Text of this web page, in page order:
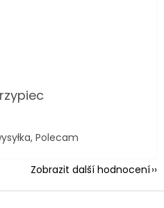
je 5 z 5 hvězdiček.
je 5 z 5 hvězdiček.
Polecam
Zobrazit další hodnocení